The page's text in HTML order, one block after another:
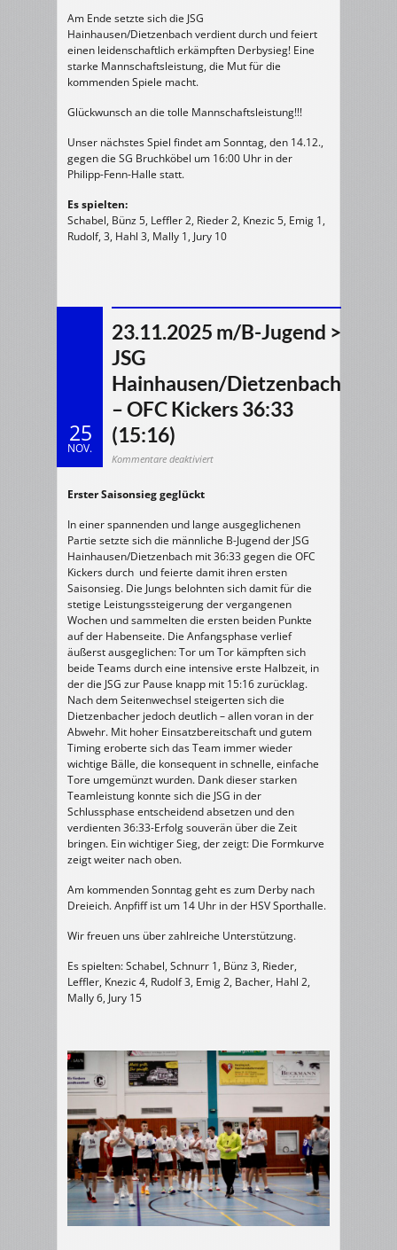
Am Ende setzte sich die JSG
Hainhausen/Dietzenbach verdient durch und feiert
einen leidenschaftlich erkämpften Derbysieg! Eine
starke Mannschaftsleistung, die Mut für die
kommenden Spiele macht.
Glückwunsch an die tolle Mannschaftsleistung!!!
Unser nächstes Spiel findet am Sonntag, den 14.12.,
gegen die SG Bruchköbel um 16:00 Uhr in der
Philipp-Fenn-Halle statt.
Es spielten:
Schabel, Bünz 5, Leffler 2, Rieder 2, Knezic 5, Emig 1,
Rudolf, 3, Hahl 3, Mally 1, Jury 10
25
NOV.
23.11.2025 m/B-Jugend >
JSG
Hainhausen/Dietzenbach
– OFC Kickers 36:33
(15:16)
Kommentare deaktiviertfür
–
OFC
Kickers
36:33
(15:16)
Erster Saisonsieg geglückt
In einer spannenden und lange ausgeglichenen
Partie setzte sich die männliche B-Jugend der JSG
Hainhausen/Dietzenbach mit 36:33 gegen die OFC
Kickers durch und feierte damit ihren ersten
Saisonsieg. Die Jungs belohnten sich damit für die
stetige Leistungssteigerung der vergangenen
Wochen und sammelten die ersten beiden Punkte
auf der Habenseite. Die Anfangsphase verlief
äußerst ausgeglichen: Tor um Tor kämpften sich
beide Teams durch eine intensive erste Halbzeit, in
der die JSG zur Pause knapp mit 15:16 zurücklag.
Nach dem Seitenwechsel steigerten sich die
Dietzenbacher jedoch deutlich – allen voran in der
Abwehr. Mit hoher Einsatzbereitschaft und gutem
Timing eroberte sich das Team immer wieder
wichtige Bälle, die konsequent in schnelle, einfache
Tore umgemünzt wurden. Dank dieser starken
Teamleistung konnte sich die JSG in der
Schlussphase entscheidend absetzen und den
verdienten 36:33-Erfolg souverän über die Zeit
bringen. Ein wichtiger Sieg, der zeigt: Die Formkurve
zeigt weiter nach oben.
Am kommenden Sonntag geht es zum Derby nach
Dreieich. Anpfiff ist um 14 Uhr in der HSV Sporthalle.
Wir freuen uns über zahlreiche Unterstützung.
Es spielten: Schabel, Schnurr 1, Bünz 3, Rieder,
Leffler, Knezic 4, Rudolf 3, Emig 2, Bacher, Hahl 2,
Mally 6, Jury 15